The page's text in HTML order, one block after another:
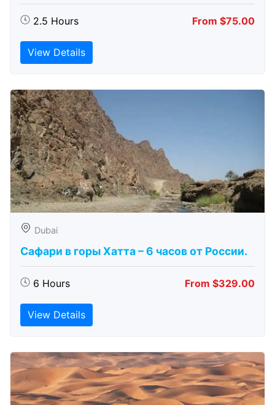
2.5 Hours From $75.00
View Details
Dubai
Сафари в горы Хатта – 6 часов от России.
6 Hours From $329.00
View Details